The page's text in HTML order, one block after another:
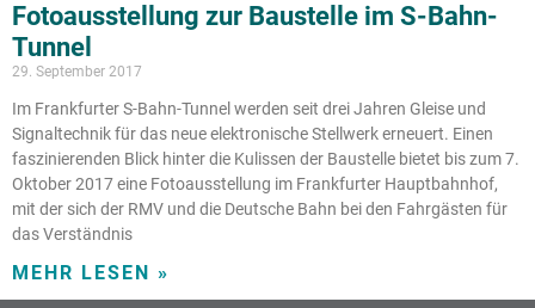
Fotoausstellung zur Baustelle im S-Bahn-
Tunnel
29. September 2017
Im Frankfurter S-Bahn-Tunnel werden seit drei Jahren Gleise und
Signaltechnik für das neue elektronische Stellwerk erneuert. Einen
faszinierenden Blick hinter die Kulissen der Baustelle bietet bis zum 7.
Oktober 2017 eine Fotoausstellung im Frankfurter Hauptbahnhof,
mit der sich der RMV und die Deutsche Bahn bei den Fahrgästen für
das Verständnis
MEHR LESEN »